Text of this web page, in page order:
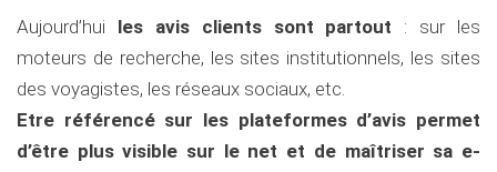
Aujourd’hui les avis clients sont partout : sur les
moteurs de recherche, les sites institutionnels, les sites
des voyagistes, les réseaux sociaux, etc.
Etre référencé sur les plateformes d’avis permet
d’être plus visible sur le net et de maîtriser sa e-